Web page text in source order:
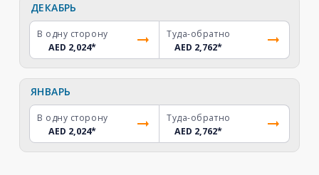
ДЕКАБРЬ
В одну сторону
AED 2,024*
Туда-обратно
AED 2,762*
ЯНВАРЬ
В одну сторону
AED 2,024*
Туда-обратно
AED 2,762*